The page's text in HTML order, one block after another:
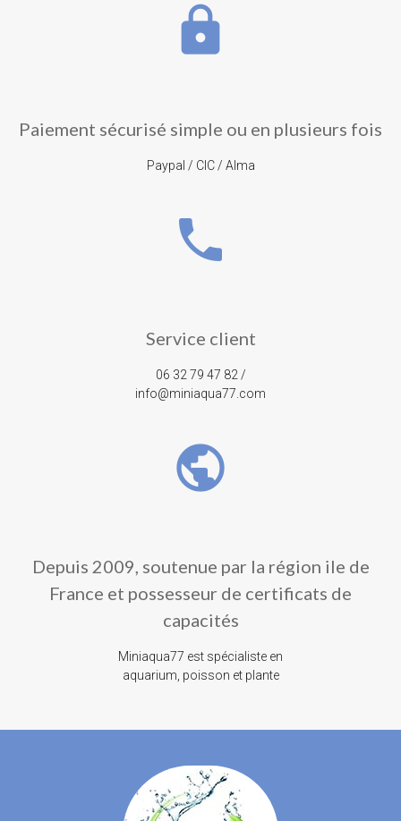
lock
Paiement sécurisé simple ou en plusieurs fois
Paypal / CIC / Alma
phone
Service client
06 32 79 47 82 /
info@miniaqua77.com
public
Depuis 2009, soutenue par la région ile de
France et possesseur de certificats de
capacités
Miniaqua77 est spécialiste en
aquarium, poisson et plante